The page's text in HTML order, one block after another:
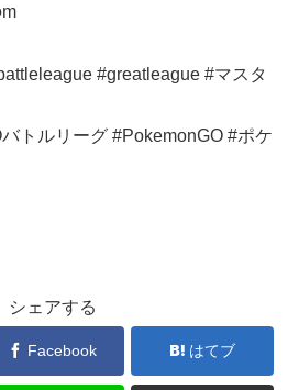
#greatleague #マスタ
トルリーグ #PokemonGO #ポケ
シェアする
Facebook はてブ